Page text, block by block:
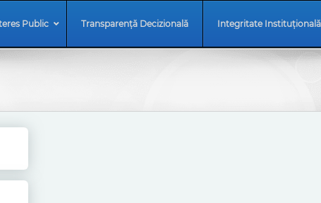
Public Transparență Decizională Integritate Instituțională